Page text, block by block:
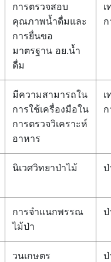
การตรวจสอบ
คุณภาพน้ำดื่มและ
การยื่นขอ
มาตรฐาน อย.น้ำ
ดื่ม
มีความสามารถใน
การใช้เครื่องมือใน
การตรวจวิเคราะห์
อาหาร
นิเวศวิทยาป่าไม้ ป่
การจำแนกพรรณ
ไม้ป่า
ป่
วนเกษตร ป่